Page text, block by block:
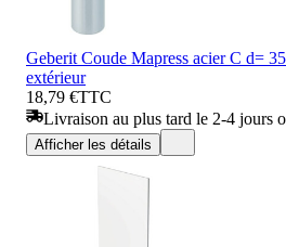
Geberit Coude Mapress acier C d=
extérieur
18,79 €TTC
Livraison au plus tard le 2-4 jours
Afficher les détails